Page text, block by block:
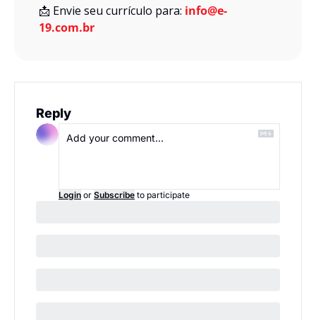
📩 Envie seu currículo para: info@e-
19.com.br
Reply
Login or Subscribe to participate